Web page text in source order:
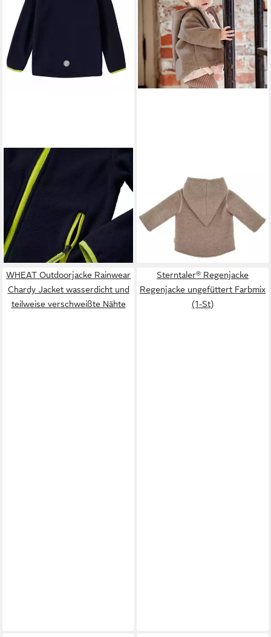
JAKO-OFleecejacke JAKO-O
Fleecejacke Basic Kinder Baby
marine
29,95 €
Wolle, wärmend,
atmungsaktiv, zum knöpfen,
gefüttert, mit Kapuze
ab 37,31 € 79,99 €
-53%
WHEAT Outdoorjacke Rainwear
Chardy Jacket wasserdicht und
teilweise verschweißte Nähte
Sterntaler® Regenjacke
Regenjacke ungefüttert Farbmix
(1-St)